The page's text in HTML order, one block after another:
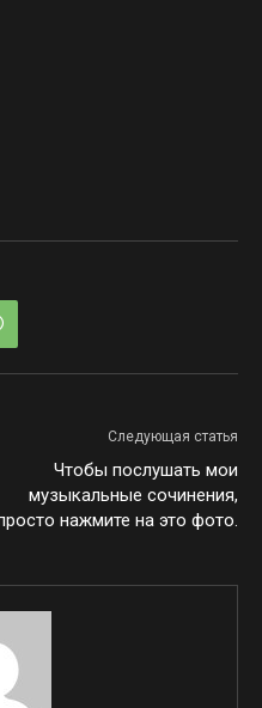
Следующая статья
Чтобы послушать мои
музыкальные сочинения,
нажмите на это фото.